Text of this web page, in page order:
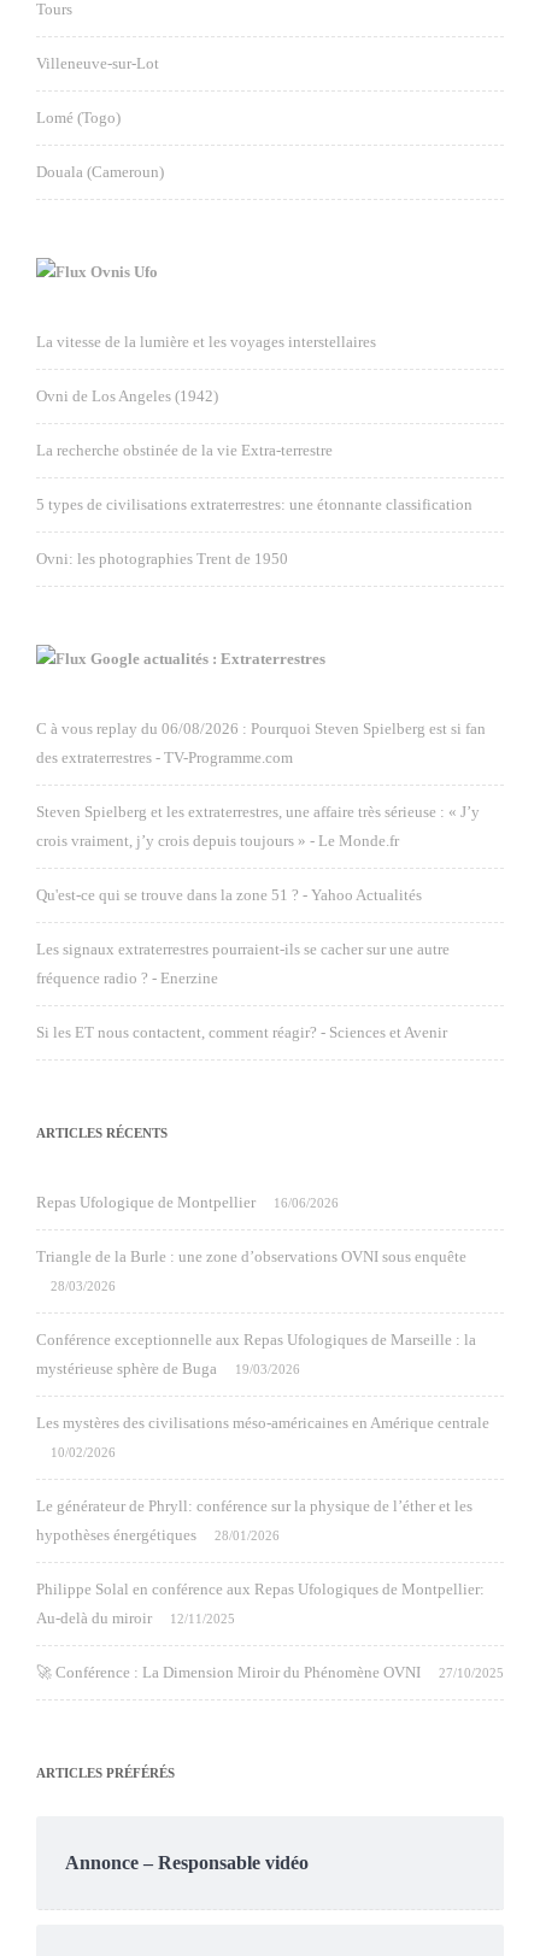
Tours
Villeneuve-sur-Lot
Lomé (Togo)
Douala (Cameroun)
Ovnis Ufo
La vitesse de la lumière et les voyages interstellaires
Ovni de Los Angeles (1942)
La recherche obstinée de la vie Extra-terrestre
5 types de civilisations extraterrestres: une étonnante classification
Ovni: les photographies Trent de 1950
Google actualités : Extraterrestres
C à vous replay du 06/08/2026 : Pourquoi Steven Spielberg est si fan
des extraterrestres - TV-Programme.com
Steven Spielberg et les extraterrestres, une affaire très sérieuse : « J’y
crois vraiment, j’y crois depuis toujours » - Le Monde.fr
Qu'est-ce qui se trouve dans la zone 51 ? - Yahoo Actualités
Les signaux extraterrestres pourraient-ils se cacher sur une autre
fréquence radio ? - Enerzine
Si les ET nous contactent, comment réagir? - Sciences et Avenir
ARTICLES RÉCENTS
Repas Ufologique de Montpellier 16/06/2026
Triangle de la Burle : une zone d’observations OVNI sous enquête
28/03/2026
Conférence exceptionnelle aux Repas Ufologiques de Marseille : la
mystérieuse sphère de Buga
19/03/2026
Les mystères des civilisations méso-américaines en Amérique centrale
10/02/2026
Le générateur de Phryll: conférence sur la physique de l’éther et les
hypothèses énergétiques
28/01/2026
Philippe Solal en conférence aux Repas Ufologiques de Montpellier:
Au-delà du miroir
12/11/2025
🚀 Conférence : La Dimension Miroir du Phénomène OVNI 27/10/2025
ARTICLES PRÉFÉRÉS
Annonce – Responsable vidéo